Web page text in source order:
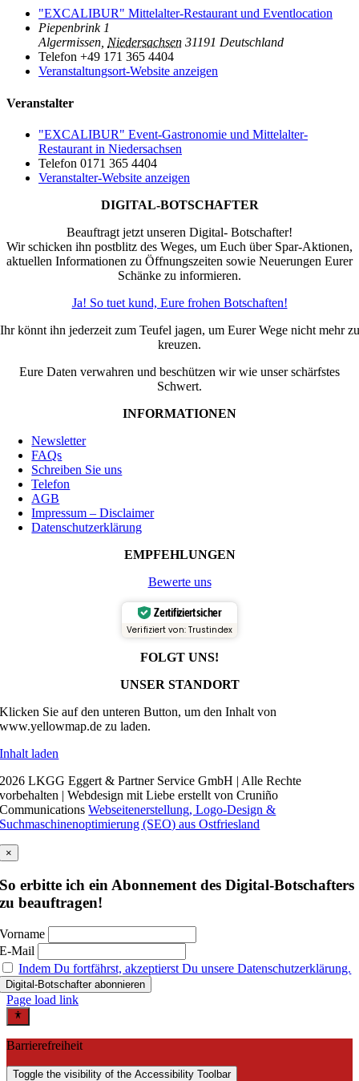
"EXCALIBUR" Mittelalter-Restaurant und Eventlocation
Piepenbrink 1
Algermissen Niedersachsen 31191 Deutschland
Telefon +49 171 365 4404
Veranstaltungsort-Website anzeigen
Veranstalter
"EXCALIBUR" Event-Gastronomie und Mittelalter-
Restaurant in Niedersachsen
Telefon 0171 365 4404
Veranstalter-Website anzeigen
DIGITAL-BOTSCHAFTER
Beauftragt jetzt unseren Digital- Botschafter!
Wir schicken ihn postblitz des Weges, um Euch über Spar-Aktionen,
aktuellen Informationen zu Öffnungszeiten sowie Neuerungen Eurer
Schänke zu informieren.
Ja! So tuet kund, Eure frohen Botschaften!
Ihr könnt ihn jederzeit zum Teufel jagen, um Eurer Wege nicht mehr zu
kreuzen.
Eure Daten verwahren und beschützen wir wie unser schärfstes
Schwert.
INFORMATIONEN
Newsletter
FAQs
Schreiben Sie uns
Telefon
AGB
Impressum – Disclaimer
Datenschutzerklärung
EMPFEHLUNGEN
Bewerte uns
Zertifiziert sicher
Verifiziert von: Trustindex
FOLGT UNS!
UNSER STANDORT
Klicken Sie auf den unteren Button, um den Inhalt von
www.yellowmap.de zu laden.
Inhalt laden
2026 LKGG Eggert & Partner Service GmbH | Alle Rechte
vorbehalten | Webdesign mit Liebe erstellt von Cruniño
CommunicationsWebseitenerstellung, Logo-Design &
Suchmaschinenoptimierung (SEO) aus Ostfriesland
×
So erbitte ich ein Abonnement des Digital-Botschafters
zu beauftragen!
Vorname
E-Mail
Indem Du fortfährst, akzeptierst Du unsere Datenschutzerklärung.
Page load link
Barrierefreiheit
Toggle the visibility of the Accessibility Toolbar